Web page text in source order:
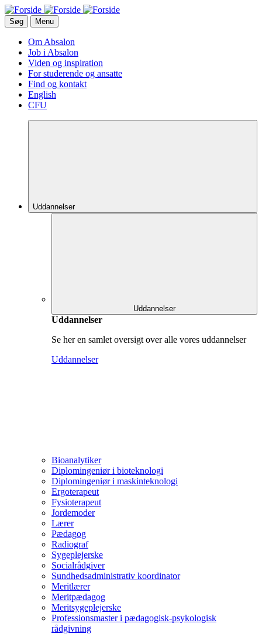
Gå
til
hovedindhold
Søg Menu
Om Absalon
Job i Absalon
Viden og inspiration
For studerende og ansatte
Find og kontakt
English
CFU
Uddannelser
Uddannelser
Uddannelser
Se her en samlet oversigt over alle vores uddannelser
Uddannelser
Bioanalytiker
Diplomingeniør i bioteknologi
Diplomingeniør i maskinteknologi
Ergoterapeut
Fysioterapeut
Jordemoder
Lærer
Pædagog
Radiograf
Sygeplejerske
Socialrådgiver
Sundhedsadministrativ koordinator
Meritlærer
Meritpædagog
Meritsygeplejerske
Professionsmaster i pædagogisk-psykologisk
rådgivning